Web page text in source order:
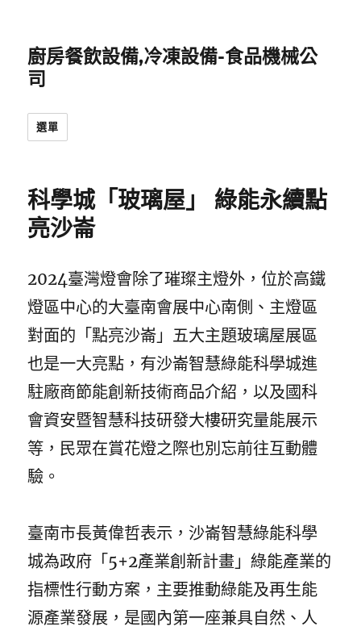
廚房餐飲設備,冷凍設備-食品機械公
司
選單
科學城「玻璃屋」 綠能永續點
亮沙崙
2024臺灣燈會除了璀璨主燈外，位於高鐵
燈區中心的大臺南會展中心南側、主燈區
對面的「點亮沙崙」五大主題玻璃屋展區
也是一大亮點，有沙崙智慧綠能科學城進
駐廠商節能創新技術商品介紹，以及國科
會資安暨智慧科技研發大樓研究量能展示
等，民眾在賞花燈之際也別忘前往互動體
驗。
臺南市長黃偉哲表示，沙崙智慧綠能科學
城為政府「5+2產業創新計畫」綠能產業的
指標性行動方案，主要推動綠能及再生能
源產業發展，是國內第一座兼具自然、人